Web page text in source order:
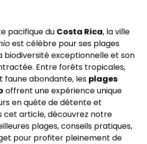
pacifique du Costa Rica, la ville
est célèbre pour ses plages
biodiversité exceptionnelle et son
Entre forêts tropicales,
faune abondante, les plages
offrent une expérience unique
en quête de détente et
cet article, découvrez notre
plages, conseils pratiques,
pour profiter pleinement de